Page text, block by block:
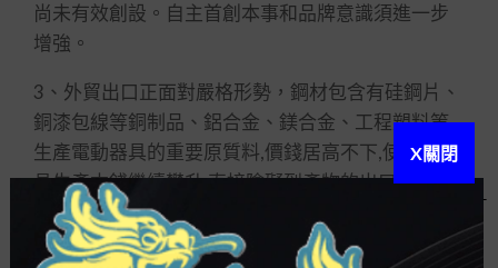
尚未有效創設。自主首創本事和品牌意識須進一步
增強。
3、外貿出口正面對嚴格形勢，鋼材包含有硅鋼片、
銅漆包線等銅制品、鋁合金、鎂合金、工程塑料等
生產電動器具的重要原質料,價錢居高不下,使電動器
具生產本錢繼續攀升,直接陰礙到產物的出口效益。
跟著工業陶瓷、高功能軟磁鐵、塑封新質料在新產
物上利用，預測今后低碳環保新質料的利用將會越
X關閉